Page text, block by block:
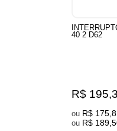
40 2 D62
R$
ou R$
ou R$